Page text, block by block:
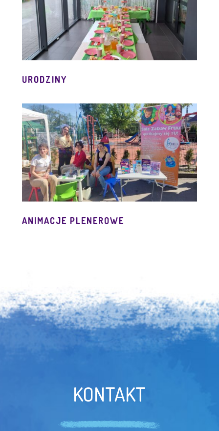
URODZINY
ANIMACJE PLENEROWE
KONTAKT